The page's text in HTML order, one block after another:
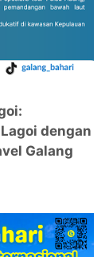
dengan
Galang